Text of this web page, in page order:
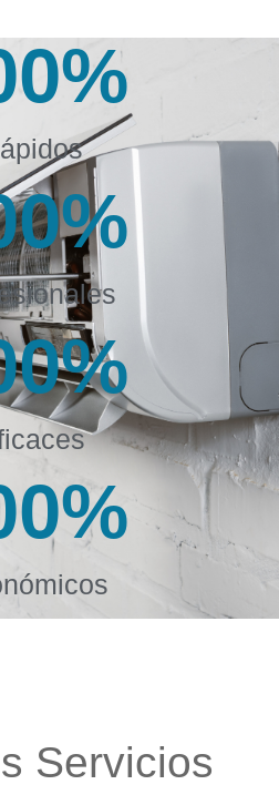
%
%
%
%
Servicios